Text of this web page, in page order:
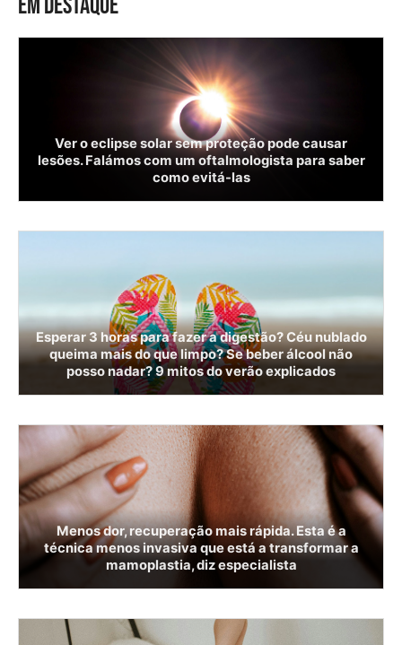
EM DESTAQUE
Ver o eclipse solar sem proteção pode causar
lesões. Falámos com um oftalmologista para saber
como evitá-las
Esperar 3 horas para fazer a digestão? Céu nublado
queima mais do que limpo? Se beber álcool não
posso nadar? 9 mitos do verão explicados
Menos dor, recuperação mais rápida. Esta é a
técnica menos invasiva que está a transformar a
mamoplastia, diz especialista